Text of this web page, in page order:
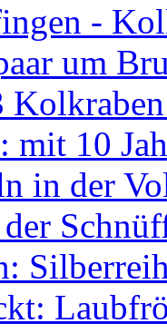
-
um
mit 10
in der